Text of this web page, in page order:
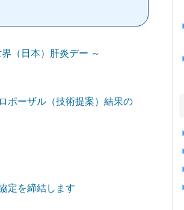
（日本）肝炎デー ～
ポーザル（技術提案）結果の
定を締結します